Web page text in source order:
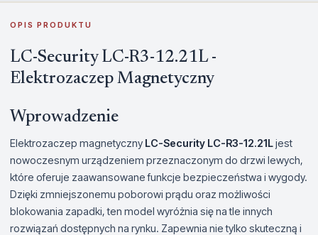
OPIS PRODUKTU
LC-Security LC-R3-12.21L -
Elektrozaczep Magnetyczny
Wprowadzenie
Elektrozaczep magnetyczny LC-Security LC-R3-12.21Ljest
nowoczesnym urządzeniem przeznaczonym do drzwi lewych,
które oferuje zaawansowane funkcje bezpieczeństwa i wygody.
Dzięki zmniejszonemu poborowi prądu oraz możliwości
blokowania zapadki, ten model wyróżnia się na tle innych
rozwiązań dostępnych na rynku. Zapewnia nie tylko skuteczną i